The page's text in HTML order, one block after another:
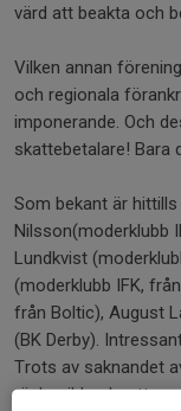
värd att beakta och
Vilken annan
och regionala
imponerande. Och
skattebetalare! Bara
Som bekant är
Nilsson(moderklubb
Lundkvist
(moderklubb IFK,
från Boltic), August
(BK Derby).
Trots av saknandet
räcker ibland gott.